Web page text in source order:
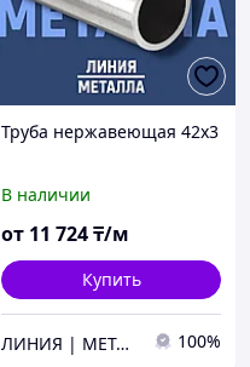
Труба нержавеющая 42х3
В наличии
от 11 724₸/м
Купить
ЛИНИЯ | МЕТАЛЛА 100%